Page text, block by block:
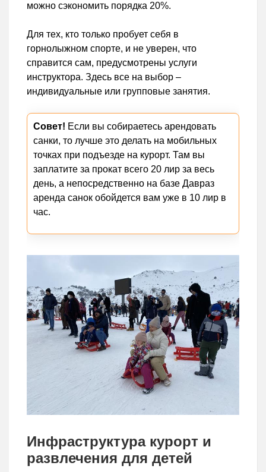
можно сэкономить порядка 20%.
Для тех, кто только пробует себя в
горнолыжном спорте, и не уверен, что
справится сам, предусмотрены услуги
инструктора. Здесь все на выбор –
индивидуальные или групповые занятия.
Совет! Если вы собираетесь арендовать
санки, то лучше это делать на мобильных
точках при подъезде на курорт. Там вы
заплатите за прокат всего 20 лир за весь
день, а непосредственно на базе Давраз
аренда санок обойдется вам уже в 10 лир в
час.
Инфраструктура курорт и
развлечения для детей